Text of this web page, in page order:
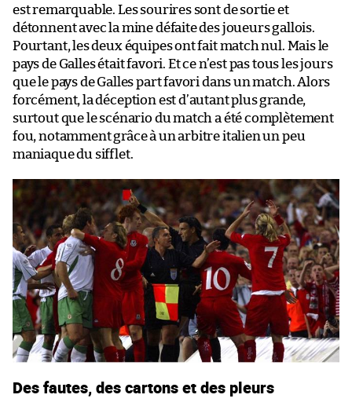
est remarquable. Les sourires sont de sortie et
détonnent avec la mine défaite des joueurs gallois.
Pourtant, les deux équipes ont fait match nul. Mais le
pays de Galles était favori. Et ce n’est pas tous les jours
que le pays de Galles part favori dans un match. Alors
forcément, la déception est d’autant plus grande,
surtout que le scénario du match a été complètement
fou, notamment grâce à un arbitre italien un peu
maniaque du sifflet.
Des fautes, des cartons et des pleurs